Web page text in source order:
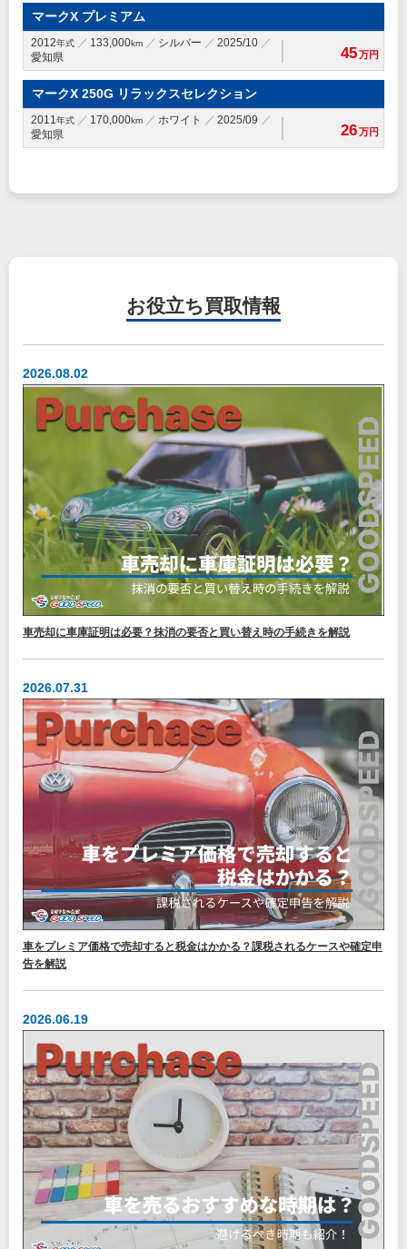
マークX プレミアム
2012年式 133,000km シルバー
2025/10
愛知県
45万円
マークX 250G リラックスセレクション
2011年式 170,000km ホワイト
2025/09
愛知県
26万円
お役立ち 買取情報
2026.08.02
車売却に車庫証明は必要？抹消の要否と買い替え時の手続きを解説
2026.07.31
車をプレミア価格で売却すると税金はかかる？課税されるケースや確定申
告を解説
2026.06.19